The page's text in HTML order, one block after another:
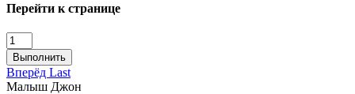
Перейти к странице
Выполнить
Вперёд Last
Малыш Джон